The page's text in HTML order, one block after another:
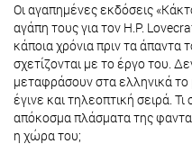
Οι αγαπημένες εκδόσεις
αγάπη τους για τον H.P.
κάποια χρόνια πριν τα άπαντα
σχετίζονται με το έργο του.
μεταφράσουν στα ελληνικά
έγινε και τηλεοπτική σειρά.
απόκοσμα πλάσματα της
η χώρα του;